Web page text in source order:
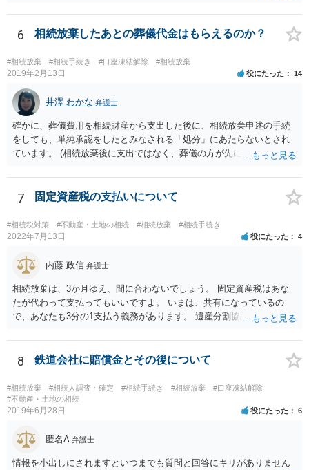
範囲となります。 一般的には、全員で相続する方が税金はお得です。
また、全員で相続しても、話し合いの結果、親がすべて相続と決める
こともできます。この場合でも相続の非課税枠は、全員で相続した540
0万円分使えます。 父が亡くなり、母が全部相続すると、母から三人
で相続する際は、4800万円が非課税枠となります。 そうすると、母が
亡くなってから相続すると、両親のどちらかが亡くなってから相続す
るより非課税の枠が減少します。 計画的に相続をするのがおすすめと
いうことになります。これ以外にも気をつける点はあるかもしれませ
んので、一度相談して想定するのがおすすめと思います。
6 相続放棄したあとの葬儀代金はもらえるのか？
#相続放棄 #相続手続き #口座凍結解除 #相続放棄
2019年2月13日 役にたった 14
井澤 わかな 弁護士
確かに、葬儀費用を相続財産から支出した後に、相続放棄申述の手続
をしても、単純承認をしたとみなされる「処分」にあたらないとされ
ています。 (相続放棄後に支出ではなく、葬儀の方が先に来るのが通常
述の手続ということだと思いますが) ただ、葬儀費用ならいくらでもよ
いということではなく、身分相応の、社会的儀式として当然認められ
る程度の金額に留まると考えた方がよいです。 もし、相続人の皆さん
に葬儀費用を支出する経済力がなく、質素な葬儀を行った費用であれ
ば相続財産から支出しても単純承認と認められない可能性が高いの
7 固定資産税の支払いについて
#相続税対策 #不動産・土地の相続 #相続放棄 #相続手続き
2022年7月13日 役にたった 4
内藤 政信 弁護士
相続放棄は、3か月ゆえ、間に合わないでしょう。 固定資産税はあな
たが代わって支払ってもいいですよ。 いまは、共有になっているの
で、あなたも3分の1支払う義務があります。 遺産分割協議をして、不
払い義務があります。
8 鉄道会社に賠償金とその後について
#相続放棄 #相続人調査・確定 #相続手続き #相続放棄
#口座凍結解除
#不動産・土地の相続
2019年6月28日 役にたった 6
匿名A 弁護士
情報を小出しにされますといつまでも質問と回答にキリがありません